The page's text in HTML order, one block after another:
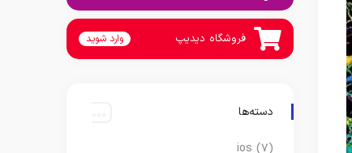
فروشگاه دیدیپ وارد شوید
دسته‌ها
ios (۷)